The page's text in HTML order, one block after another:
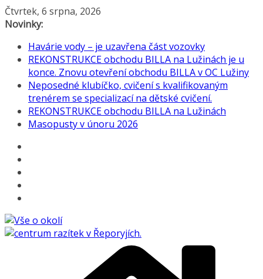
Přeskočit
na
Čtvrtek, 6 srpna, 2026
Novinky:
Havárie vody – je uzavřena část vozovky
REKONSTRUKCE obchodu BILLA na Lužinách je u
konce. Znovu otevření obchodu BILLA v OC Lužiny
Neposedné klubíčko, cvičení s kvalifikovaným
trenérem se specializací na dětské cvičení.
REKONSTRUKCE obchodu BILLA na Lužinách
Masopusty v únoru 2026